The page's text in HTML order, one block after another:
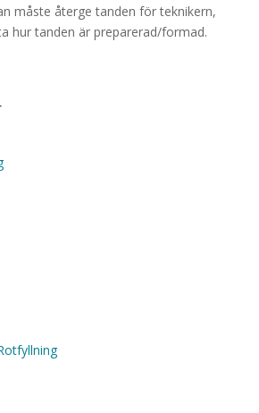
måste återge tanden för teknikern,
hur tanden är preparerad/formad.